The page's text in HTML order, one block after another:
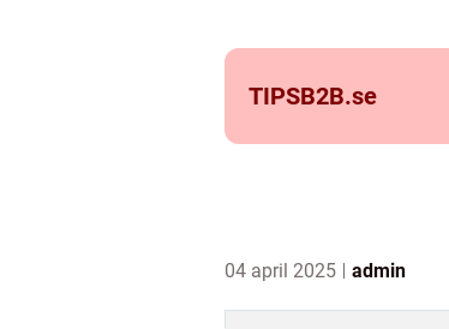
TIPSB2B.se
04 april 2025 admin